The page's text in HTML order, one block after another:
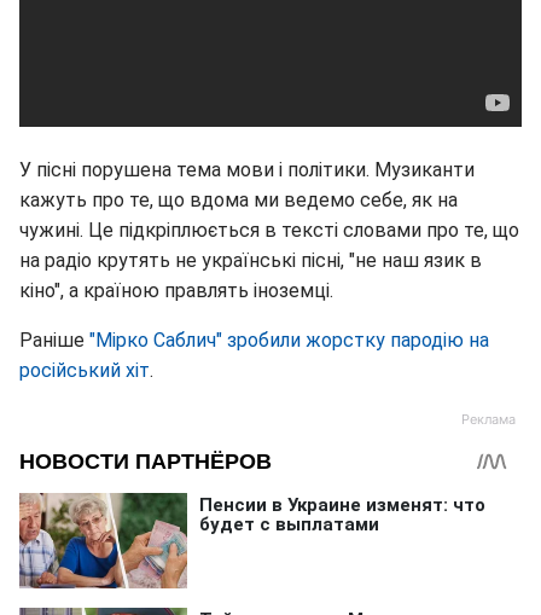
У пісні порушена тема мови і політики. Музиканти
кажуть про те, що вдома ми ведемо себе, як на
чужині. Це підкріплюється в тексті словами про те, що
на радіо крутять не українські пісні, "не наш язик в
кіно", а країною правлять іноземці.
Раніше "Мірко Саблич" зробили жорстку пародію на
російський хіт.